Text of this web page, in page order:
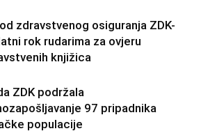
zdravstvenog osiguranja ZDK-
rok rudarima za ovjeru
knjižica
ZDK podržala
97 pripadnika
populacije